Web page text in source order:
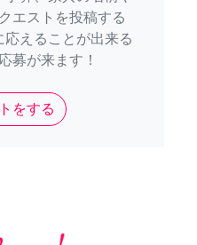
エストを投稿する
応えることが出来る
募が来ます！
をする